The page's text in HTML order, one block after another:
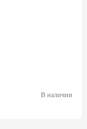
В наличии